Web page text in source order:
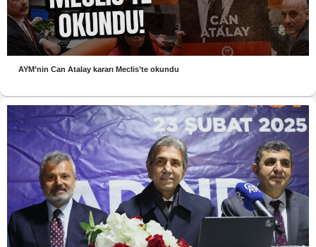
AYM’nin Can Atalay kararı Meclis’te okundu